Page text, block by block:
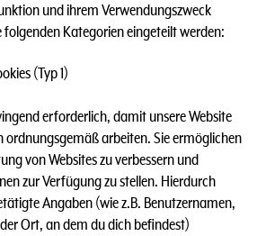
und ihrem Verwendungszweck
folgenden Kategorien eingeteilt werden:
(Typ 1)
erforderlich, damit unsere Website
ordnungsgemäß arbeiten. Sie ermöglichen
von Websites zu verbessern und
zur Verfügung zu stellen. Hierdurch
Angaben (wie z.B. Benutzernamen,
Ort, an dem du dich befindest)